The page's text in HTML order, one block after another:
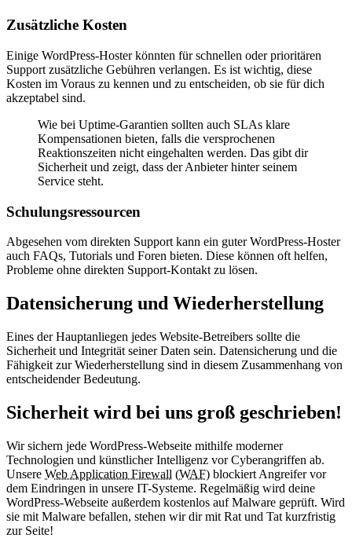
Zusätzliche Kosten
Einige WordPress-Hoster könnten für schnellen oder prioritären
Support zusätzliche Gebühren verlangen. Es ist wichtig, diese
Kosten im Voraus zu kennen und zu entscheiden, ob sie für dich
akzeptabel sind.
Wie bei Uptime-Garantien sollten auch SLAs klare
Kompensationen bieten, falls die versprochenen
Reaktionszeiten nicht eingehalten werden. Das gibt dir
Sicherheit und zeigt, dass der Anbieter hinter seinem
Service steht.
Schulungsressourcen
Abgesehen vom direkten Support kann ein guter WordPress-Hoster
auch FAQs, Tutorials und Foren bieten. Diese können oft helfen,
Probleme ohne direkten Support-Kontakt zu lösen.
Datensicherung und Wiederherstellung
Eines der Hauptanliegen jedes Website-Betreibers sollte die
Sicherheit und Integrität seiner Daten sein. Datensicherung und die
Fähigkeit zur Wiederherstellung sind in diesem Zusammenhang von
entscheidender Bedeutung.
Sicherheit wird bei uns groß geschrieben!
Wir sichern jede WordPress-Webseite mithilfe moderner
Technologien und künstlicher Intelligenz vor Cyberangriffen ab.
Unsere Web Application Firewall (WAF) blockiert Angreifer vor
dem Eindringen in unsere IT-Systeme. Regelmäßig wird deine
WordPress-Webseite außerdem kostenlos auf Malware geprüft. Wird
sie mit Malware befallen, stehen wir dir mit Rat und Tat kurzfristig
zur Seite!